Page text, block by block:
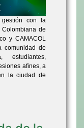
con la
de
y CAMACOL
comunidad de
estudiantes,
afines, a
la ciudad de